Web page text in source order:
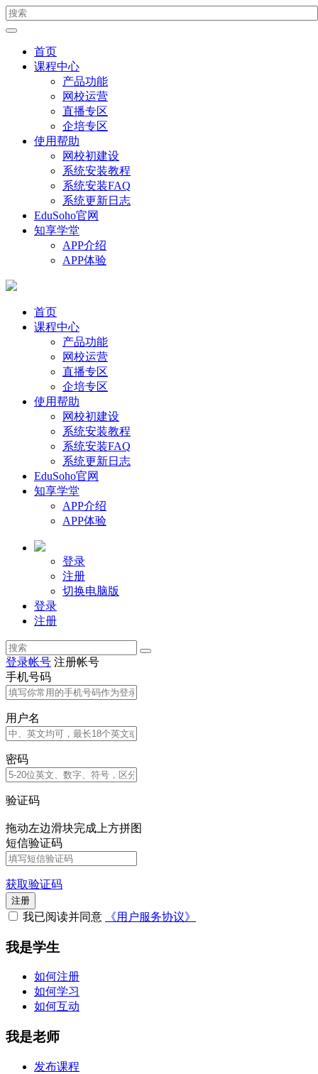
首页
课程中心
产品功能
网校运营
直播专区
企培专区
使用帮助
网校初建设
系统安装教程
系统安装FAQ
系统更新日志
EduSoho官网
知享学堂
APP介绍
APP体验
首页
课程中心
产品功能
网校运营
直播专区
企培专区
使用帮助
网校初建设
系统安装教程
系统安装FAQ
系统更新日志
EduSoho官网
知享学堂
APP介绍
APP体验
登录
注册
切换电脑版
登录
注册
登录帐号 注册帐号
手机号码
用户名
密码
验证码
拖动左边滑块完成上方拼图
短信验证码
获取验证码
注册
我已阅读并同意 《用户服务协议》
我是学生
如何注册
如何学习
如何互动
我是老师
发布课程